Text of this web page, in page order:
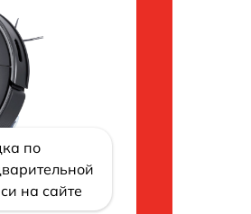
по
на сайте